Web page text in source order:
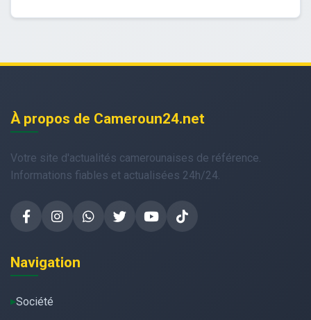
À propos de Cameroun24.net
Votre site d'actualités camerounaises de référence.
Informations fiables et actualisées 24h/24.
Navigation
Société